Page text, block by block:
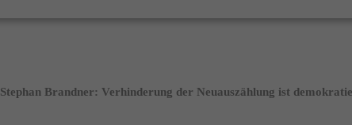
Stephan Brandner: Verhinderung der Neuauszählung ist